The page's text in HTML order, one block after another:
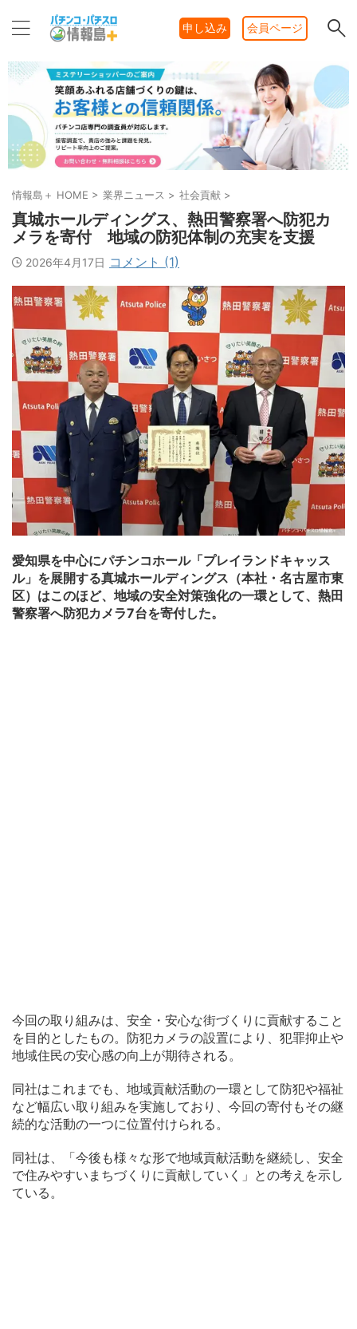
申し込み 会員ページ
情報島＋ HOME > 業界ニュース > 社会貢献 >
真城ホールディングス、熱田警察署へ防犯カ
メラを寄付 地域の防犯体制の充実を支援
2026年4月17日 コメント (1)
愛知県を中心にパチンコホール「プレイランドキャッス
ル」を展開する真城ホールディングス（本社・名古屋市東
区）はこのほど、地域の安全対策強化の一環として、熱田
警察署へ防犯カメラ7台を寄付した。
今回の取り組みは、安全・安心な街づくりに貢献すること
を目的としたもの。防犯カメラの設置により、犯罪抑止や
地域住民の安心感の向上が期待される。
同社はこれまでも、地域貢献活動の一環として防犯や福祉
など幅広い取り組みを実施しており、今回の寄付もその継
続的な活動の一つに位置付けられる。
同社は、「今後も様々な形で地域貢献活動を継続し、安全
で住みやすいまちづくりに貢献していく」との考えを示し
ている。